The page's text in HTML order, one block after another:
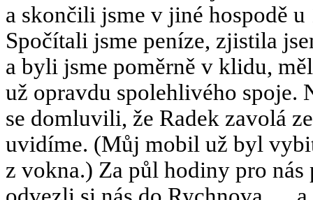
a skončili jsme v jiné hospodě
Spočítali jsme peníze, zjistila
a byli jsme poměrně v klidu,
už opravdu spolehlivého spoje.
se domluvili, že Radek zavolá
uvidíme. (Můj mobil už byl
z vokna.) Za půl hodiny pro